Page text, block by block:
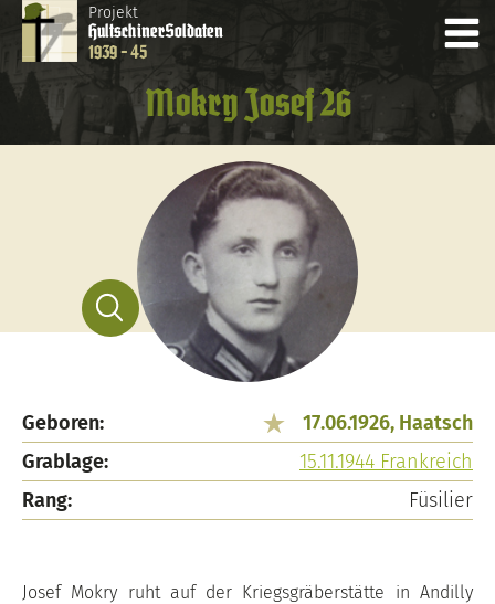
Projekt
HultschinerSoldaten
1939 - 45
Mokry Josef 26
Geboren:
17.06.1926, Haatsch
Grablage:
15.11.1944 Frankreich
Rang:
Füsilier
Josef Mokry ruht auf der Kriegsgräberstätte in Andilly